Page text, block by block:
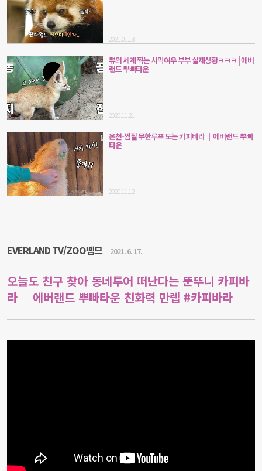
2021.01.18
쀼의 세계 찍는 사막여우 부부 실제상황ㅋㅋㅋ | 에버
랜드 뿌빠타운
2020.11.21
온천-찜질 무한루프 도는 카피바라 ｜에버랜드 뿌빠
타운
2020.11.12
EVERLAND TV/ZOO뗌므 2021. 6. 17.
오늘도 친구 찾아 동네투어 떠난다는 뚠뚜니 카피바
라 ｜에버랜드 뿌빠타운 친화력 만렙 #카피바라